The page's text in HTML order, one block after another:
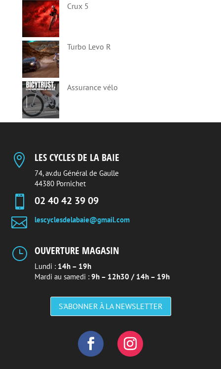
Crux 5
Turbo Levo R
Assurance vélo
 LES CYCLES DE LA BAIE
74, av.du Général de Gaulle
44380 Pornichet
 02 40 42 39 09
 lescyclesdelabaie@gmail.com
} OUVERTURE MAGASIN
Lundi : 14h – 19h
Mardi au samedi : 9h – 12h30 / 14h – 19h
S'ABONNER À LA NEWSLETTER